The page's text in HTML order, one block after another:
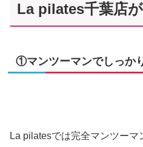
La pilates千葉店
①マンツーマンでしっか
La pilatesでは完全マンツー